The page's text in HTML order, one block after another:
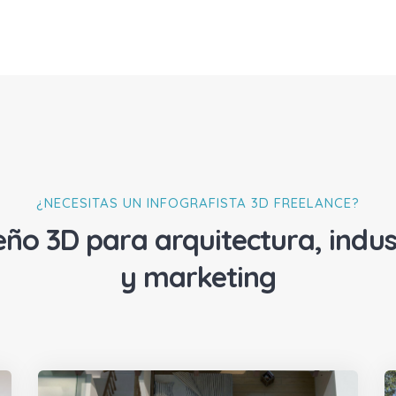
¿NECESITAS UN INFOGRAFISTA 3D FREELANCE?
3D para arquitectura,
y marketing